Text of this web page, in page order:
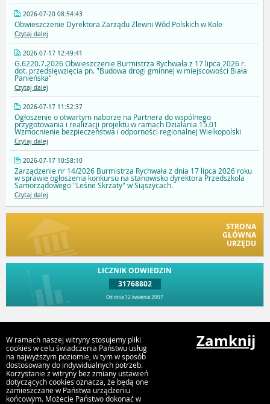
2026-07-20 08:54:43
Obwieszczenie Dyrektora Zarządu Zlewni Wód Polskich w Kole
Czytaj dalej
2026-07-17 12:49:41
G.6220.7.2026 Obwieszczenie Burmistrza Rychwała z 17 lipca 2026 r.
dot. przedsięwzięcia pn. "Budowa drogi gminnej w miejscowości Biała
Panieńska"
Czytaj dalej
2026-07-17 11:52:37
Ogłoszenie o otwartym naborze na Partnera do wspólnego
przygotowania i realizacji projektu w ramach Działania 15.01
Wzmocnienie bezpieczeństwa i odporności regionalnej Wielkopolski
Czytaj dalej
2026-07-17 10:58:10
Zarządzenie nr 14/2026 Burmistrza Rychwała z dnia 17 lipca 2026 roku
w sprawie ogłoszenia konkursu na stanowisko dyrektora Przedszkola
Samorządowego "Leśne Skrzaty" w Siąszycach.
Czytaj dalej
STRONA
GŁÓWNA
URZĘDU
LICZNIK ODWIEDZIN
31768802
Od dnia 12 kwietnia 2007
Urząd Gminy i Miasta Rychwał
Plac Wolności 16, 62-570 Rychwał
W ramach naszej witryny stosujemy pliki
cookies w celu świadczenia Państwu usług
na najwyższym poziomie, w tym w sposób
dostosowany do indywidualnych potrzeb.
Korzystanie z witryny bez zmiany ustawień
dotyczących cookies oznacza, że będą one
zamieszczane w Państwa urządzeniu
końcowym. Możecie Państwo dokonać w
Zamknij